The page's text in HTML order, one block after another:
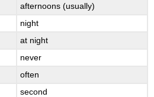
afternoons (usually)
night
at night
never
often
second